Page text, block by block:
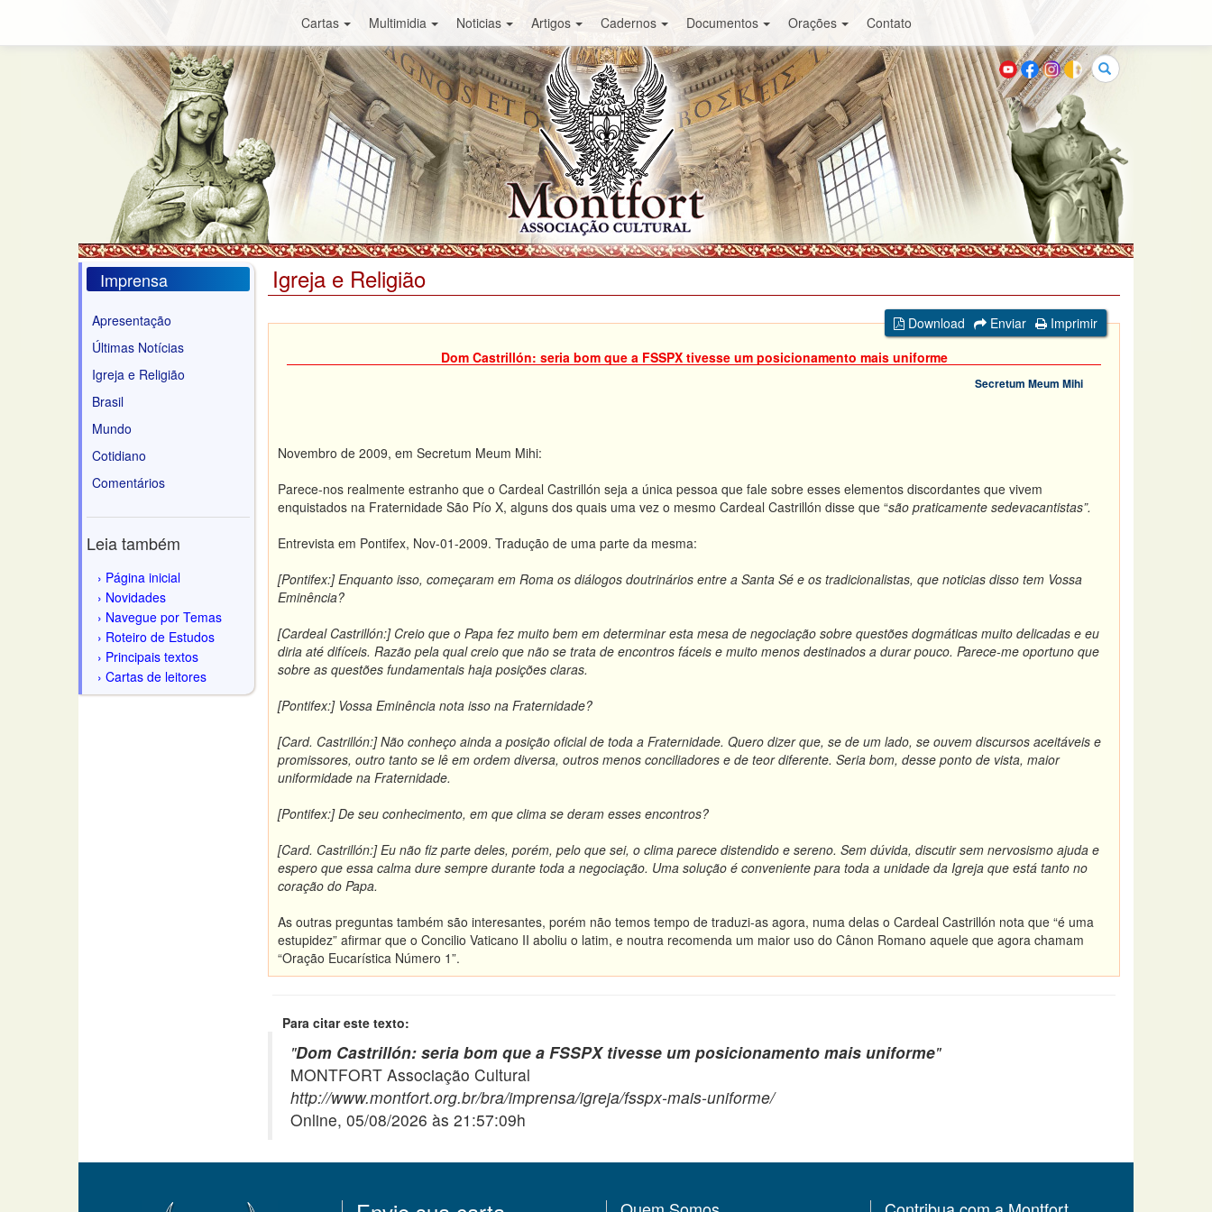
Cartas Multimidia Noticias Artigos Cadernos Documentos Orações Contato
Buscar
Imprensa
Apresentação
Últimas Notícias
Igreja e Religião
Brasil
Mundo
Cotidiano
Comentários
Leia também
Página inicial
Novidades
Navegue por Temas
Roteiro de Estudos
Principais textos
Cartas de leitores
Igreja e Religião
Download Enviar
Imprimir
Dom Castrillón: seria bom que a FSSPX tivesse um posicionamento mais uniforme
Secretum Meum Mihi
Novembro de 2009, em Secretum Meum Mihi:
Parece-nos realmente estranho que o Cardeal Castrillón seja a única pessoa que fale sobre esses elementos discordantes que vivem
enquistados na Fraternidade São Pío X, alguns dos quais uma vez o mesmo Cardeal Castrillón disse que “são praticamente sedevacantistas”.
Entrevista em Pontifex, Nov-01-2009. Tradução de uma parte da mesma:
[Pontifex:] Enquanto isso, começaram em Roma os diálogos doutrinários entre a Santa Sé e os tradicionalistas, que noticias disso tem Vossa
Eminência?
[Cardeal Castrillón:] Creio que o Papa fez muito bem em determinar esta mesa de negociação sobre questões dogmáticas muito delicadas e eu
diria até difíceis. Razão pela qual creio que não se trata de encontros fáceis e muito menos destinados a durar pouco. Parece-me oportuno que
sobre as questões fundamentais haja posições claras.
[Pontifex:] Vossa Eminência nota isso na Fraternidade?
[Card. Castrillón:] Não conheço ainda a posição oficial de toda a Fraternidade. Quero dizer que, se de um lado, se ouvem discursos aceitáveis e
promissores, outro tanto se lê em ordem diversa, outros menos conciliadores e de teor diferente. Seria bom, desse ponto de vista, maior
uniformidade na Fraternidade.
[Pontifex:] De seu conhecimento, em que clima se deram esses encontros?
[Card. Castrillón:] Eu não fiz parte deles, porém, pelo que sei, o clima parece distendido e sereno. Sem dúvida, discutir sem nervosismo ajuda e
espero que essa calma dure sempre durante toda a negociação. Uma solução é conveniente para toda a unidade da Igreja que está tanto no
coração do Papa.
As outras preguntas também são interesantes, porém não temos tempo de traduzi-as agora, numa delas o Cardeal Castrillón nota que “é uma
estupidez” afirmar que o Concilio Vaticano II aboliu o latim, e noutra recomenda um maior uso do Cânon Romano aquele que agora chamam
“Oração Eucarística Número 1”.
Para citar este texto:
"Dom Castrillón: seria bom que a FSSPX tivesse um posicionamento mais uniforme"
MONTFORT Associação Cultural
http://www.montfort.org.br/bra/imprensa/igreja/fsspx-mais-uniforme/
Online, 05/08/2026 às 21:57:09h